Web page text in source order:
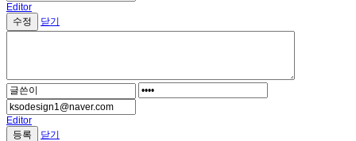
Editor
닫기
Editor
닫기